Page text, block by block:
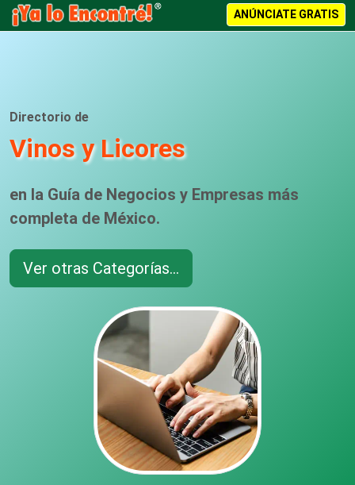
ANÚNCIATE GRATIS
Directorio de
Vinos y Licores
en la Guía de Negocios y Empresas más
completa de México.
Ver otras Categorías...